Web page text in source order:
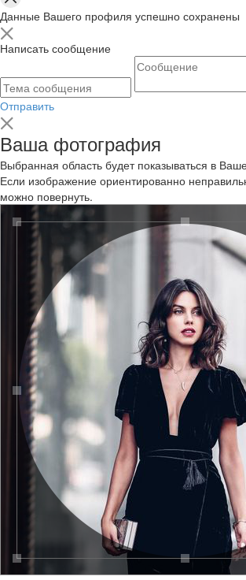
Данные Вашего профиля успешно сохранены
Написать сообщение
Отправить
Ваша фотография
Выбранная область будет показываться в
Если изображение ориентированно
можно повернуть.